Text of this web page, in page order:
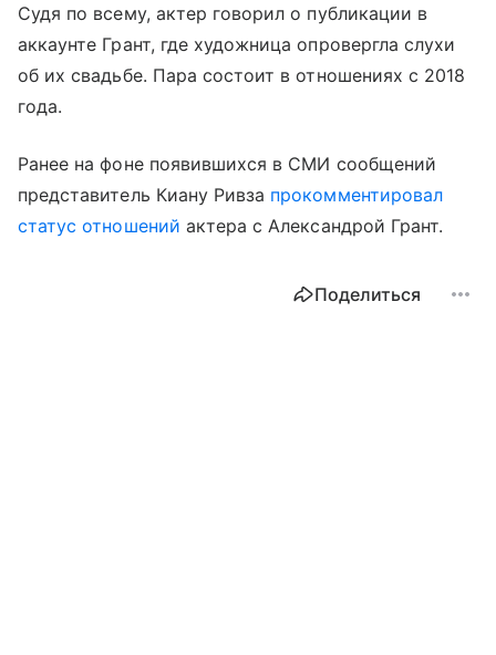
Судя по всему, актер говорил о публикации в
аккаунте Грант, где художница опровергла слухи
об их свадьбе. Пара состоит в отношениях с 2018
года.
Ранее на фоне появившихся в СМИ сообщений
представитель Киану Ривза прокомментировал
статус отношений актера с Александрой Грант.
Поделиться